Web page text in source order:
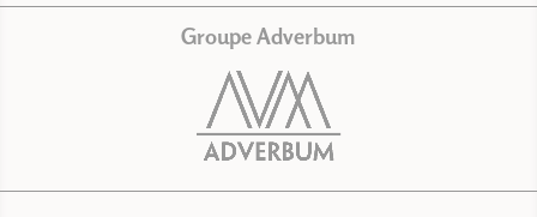
Groupe Adverbum